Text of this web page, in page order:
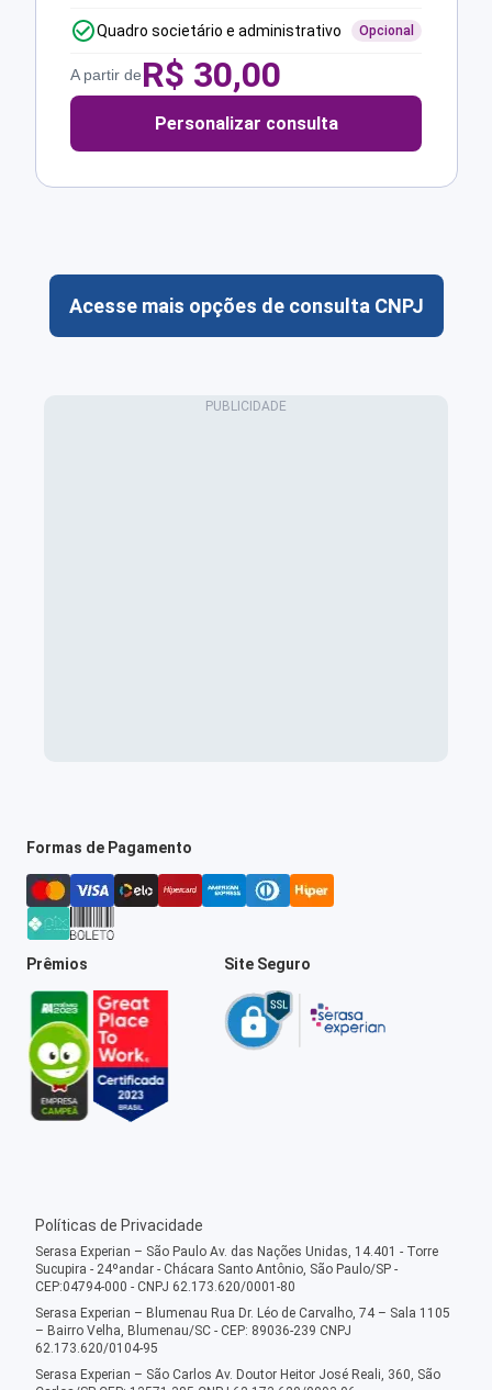
Quadro societário e administrativo Opcional
A partir deR$ 30,00
Personalizar consulta
Acesse mais opções de consulta CNPJ
Formas de Pagamento
Prêmios Site Seguro
Políticas de Privacidade
Serasa Experian – São Paulo Av. das Nações Unidas, 14.401 - Torre
Sucupira - 24ºandar - Chácara Santo Antônio, São Paulo/SP -
CEP:04794-000 - CNPJ 62.173.620/0001-80
Serasa Experian – Blumenau Rua Dr. Léo de Carvalho, 74 – Sala 1105
– Bairro Velha, Blumenau/SC - CEP: 89036-239 CNPJ
62.173.620/0104-95
Serasa Experian – São Carlos Av. Doutor Heitor José Reali, 360, São